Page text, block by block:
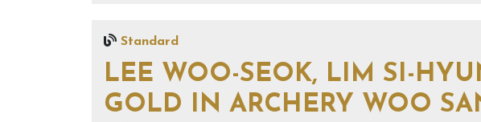
Standard
LEE WOO-SEOK, LIM SI-
GOLD IN ARCHERY WOO